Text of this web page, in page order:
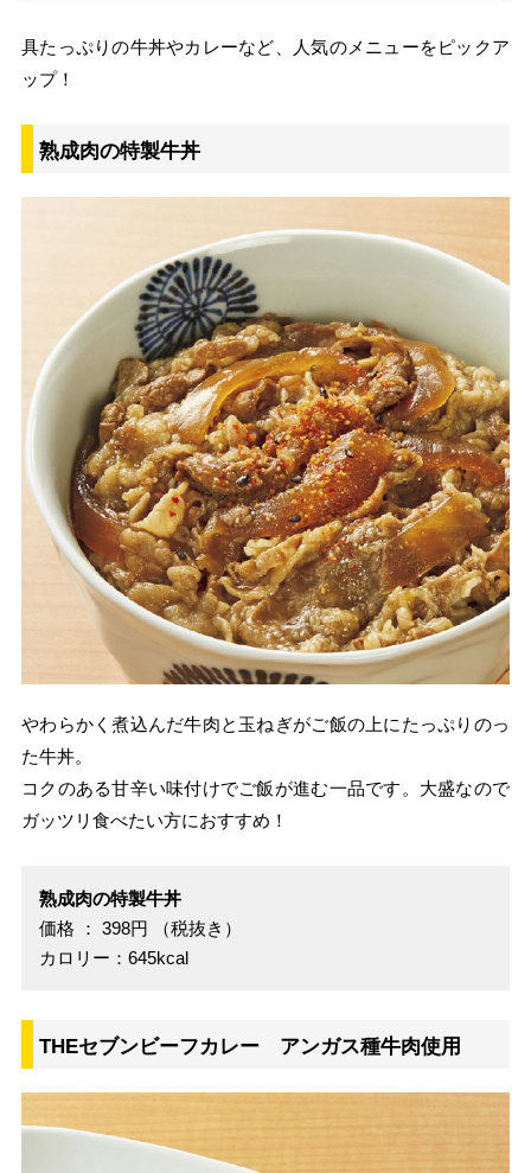
具たっぷりの牛丼やカレーなど、人気のメニューをピックア
ップ！
熟成肉の特製牛丼
やわらかく煮込んだ牛肉と玉ねぎがご飯の上にたっぷりのっ
た牛丼。
コクのある甘辛い味付けでご飯が進む一品です。大盛なので
ガッツリ食べたい方におすすめ！
熟成肉の特製牛丼
価格 ： 398円 （税抜き）
カロリー：645kcal
THEセブンビーフカレー アンガス種牛肉使用